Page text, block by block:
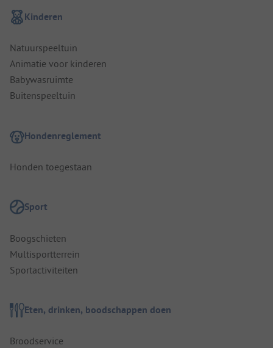
Kinderen
Natuurspeeltuin
Animatie voor kinderen
Babywasruimte
Buitenspeeltuin
Hondenreglement
Honden toegestaan
Sport
Boogschieten
Multisportterrein
Sportactiviteiten
Eten, drinken, boodschappen doen
Broodservice